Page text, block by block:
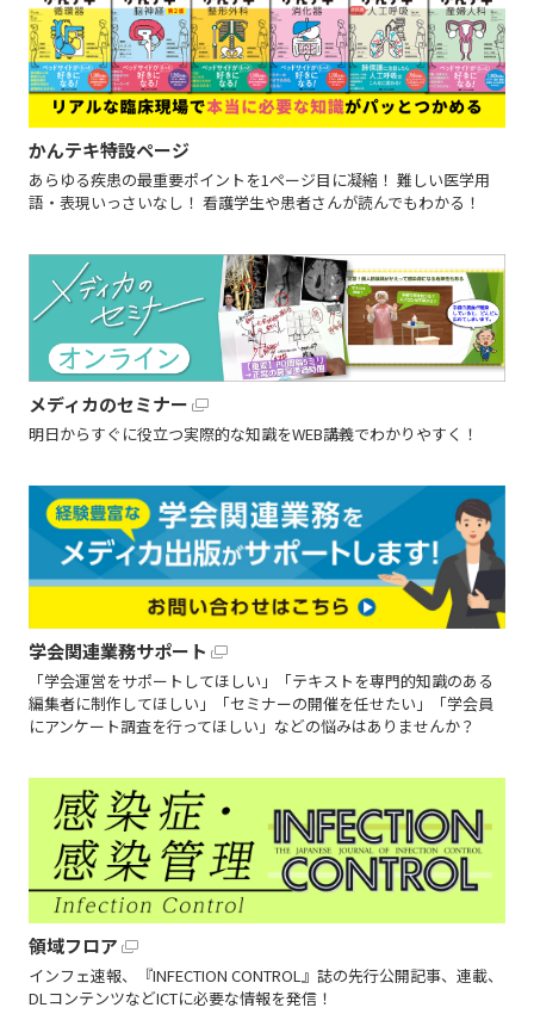
かんテキ特設ページ
あらゆる疾患の最重要ポイントを1ページ目に凝縮！ 難しい医学用
語・表現いっさいなし！ 看護学生や患者さんが読んでもわかる！
メディカのセミナー
明日からすぐに役立つ実際的な知識をWEB講義でわかりやすく！
学会関連業務サポート
「学会運営をサポートしてほしい」「テキストを専門的知識のある
編集者に制作してほしい」「セミナーの開催を任せたい」「学会員
にアンケート調査を行ってほしい」などの悩みはありませんか？
領域フロア
インフェ速報、『INFECTION CONTROL』誌の先行公開記事、連載、
DLコンテンツなどICTに必要な情報を発信！